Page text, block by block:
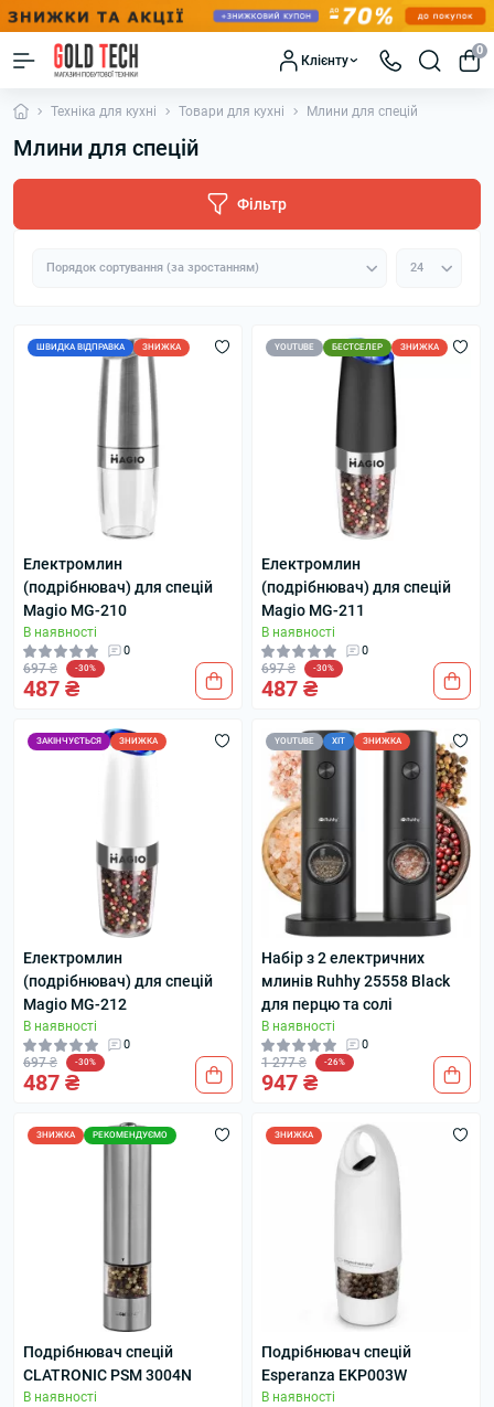
Клієнту
0
Техніка для кухні Товари для кухні Млини для спецій
Млини для спецій
Фільтр
ШВИДКА ВІДПРАВКА ЗНИЖКА
Електромлин
(подрібнювач) для спецій
Magio MG-210
В наявності
0
697 ₴ -30%
487 ₴
YOUTUBE БЕСТСЕЛЕР ЗНИЖКА
Електромлин
(подрібнювач) для спецій
Magio MG-211
В наявності
0
697 ₴ -30%
487 ₴
ЗАКІНЧУЄТЬСЯ ЗНИЖКА
Електромлин
(подрібнювач) для спецій
Magio MG-212
В наявності
0
697 ₴ -30%
487 ₴
YOUTUBE ХІТ ЗНИЖКА
Набір з 2 електричних
млинів Ruhhy 25558 Black
для перцю та солі
В наявності
0
1 277 ₴ -26%
947 ₴
ЗНИЖКА РЕКОМЕНДУЄМО
Подрібнювач спецій
CLATRONIC PSM 3004N
В наявності
ЗНИЖКА
Подрібнювач спецій
Esperanza EKP003W
В наявності